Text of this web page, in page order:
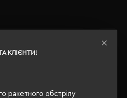
КЛІЄНТИ!
ракетного обстрілу